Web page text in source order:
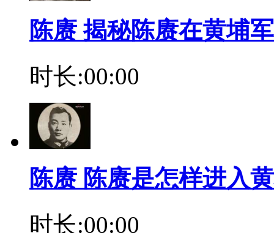
陈赓 揭秘陈赓在黄埔
时长:00:00
陈赓 陈赓是怎样进入
时长:00:00